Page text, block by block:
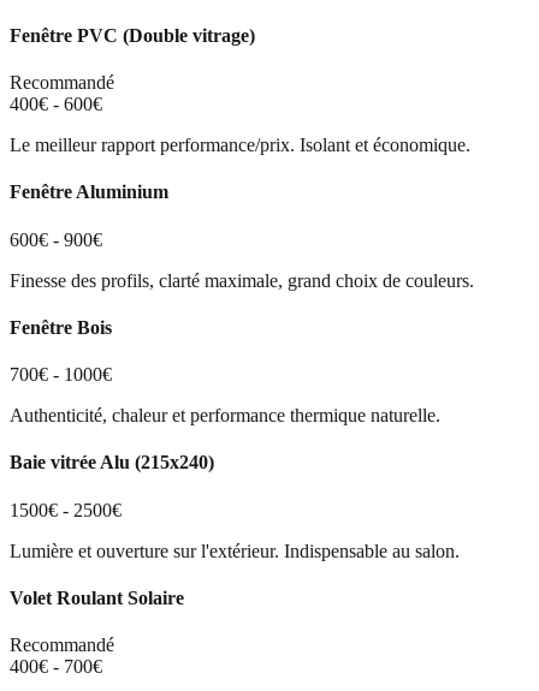
Fenêtre PVC (Double vitrage)
Recommandé
400€ - 600€
Le meilleur rapport performance/prix. Isolant et économique.
Fenêtre Aluminium
600€ - 900€
Finesse des profils, clarté maximale, grand choix de couleurs.
Fenêtre Bois
700€ - 1000€
Authenticité, chaleur et performance thermique naturelle.
Baie vitrée Alu (215x240)
1500€ - 2500€
Lumière et ouverture sur l'extérieur. Indispensable au salon.
Volet Roulant Solaire
Recommandé
400€ - 700€